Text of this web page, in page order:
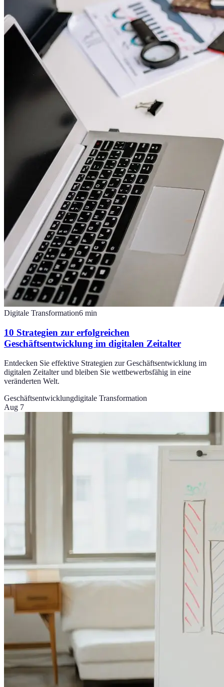
Digitale Transformation6 min
10 Strategien zur erfolgreichen
Geschäftsentwicklung im digitalen Zeitalter
Entdecken Sie effektive Strategien zur Geschäftsentwicklung im
digitalen Zeitalter und bleiben Sie wettbewerbsfähig in eine
veränderten Welt.
Geschäftsentwicklungdigitale Transformation
Aug 7